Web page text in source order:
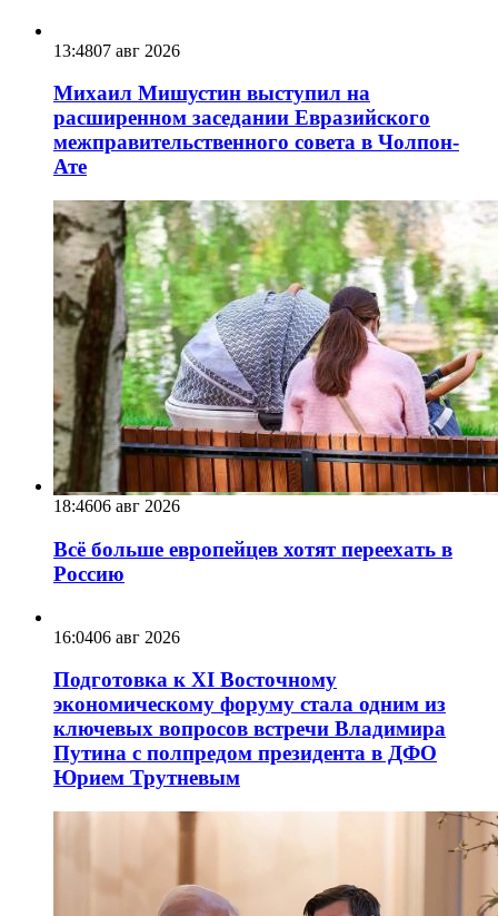
13:4807 авг 2026
Михаил Мишустин выступил на
расширенном заседании Евразийского
межправительственного совета в Чолпон-
Ате
18:4606 авг 2026
Всё больше европейцев хотят переехать в
Россию
16:0406 авг 2026
Подготовка к XI Восточному
экономическому форуму стала одним из
ключевых вопросов встречи Владимира
Путина с полпредом президента в ДФО
Юрием Трутневым